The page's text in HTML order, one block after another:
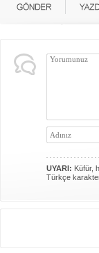
UYARI: Küfür,
Türkçe